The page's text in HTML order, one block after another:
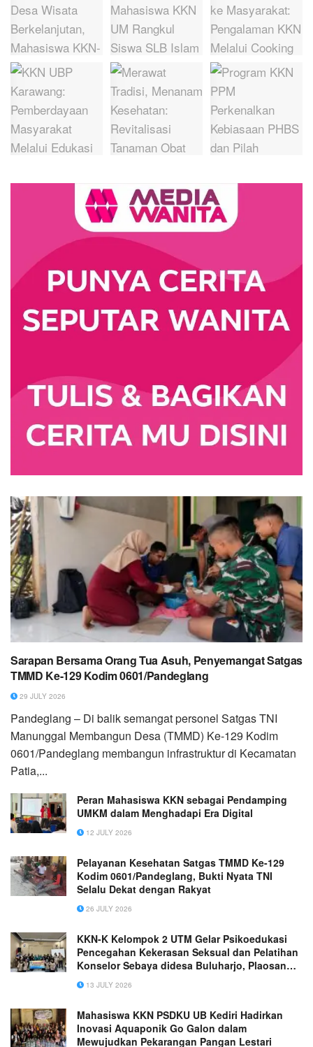
Sarapan Bersama Orang Tua Asuh, Penyemangat Satgas
TMMD Ke-129 Kodim 0601/Pandeglang
29 JULY 2026
Pandeglang – Di balik semangat personel Satgas TNI
Manunggal Membangun Desa (TMMD) Ke-129 Kodim
0601/Pandeglang membangun infrastruktur di Kecamatan
Patia,...
Peran Mahasiswa KKN sebagai Pendamping
UMKM dalam Menghadapi Era Digital
12 JULY 2026
Pelayanan Kesehatan Satgas TMMD Ke-129
Kodim 0601/Pandeglang, Bukti Nyata TNI
Selalu Dekat dengan Rakyat
26 JULY 2026
KKN-K Kelompok 2 UTM Gelar Psikoedukasi
Pencegahan Kekerasan Seksual dan Pelatihan
Konselor Sebaya didesa Buluharjo, Plaosan
Magetan
13 JULY 2026
Mahasiswa KKN PSDKU UB Kediri Hadirkan
Inovasi Aquaponik Go Galon dalam
Mewujudkan Pekarangan Pangan Lestari